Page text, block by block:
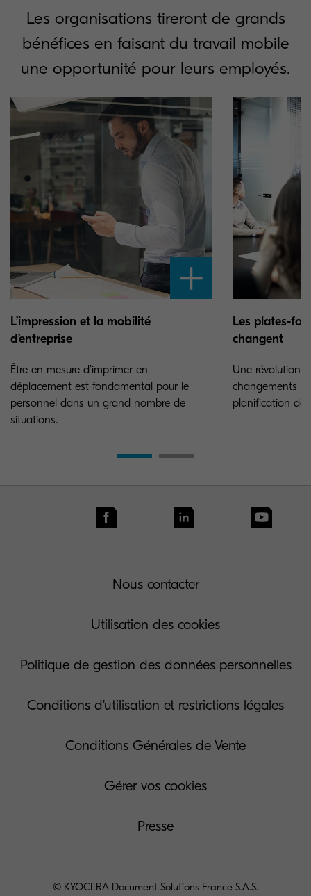
Les organisations tireront de grands
bénéfices en faisant du travail mobile
une opportunité pour leurs employés.
L’impression et la mobilité
d’entreprise
Être en mesure d’imprimer en
déplacement est fondamental pour le
personnel dans un grand nombre de
situations.
Les plates-
changent
Une révolution
changements
planification
Nous contacter
Utilisation des cookies
Politique de gestion des données personnelles
Conditions d'utilisation et restrictions légales
Conditions Générales de Vente
Gérer vos cookies
Presse
© KYOCERA Document Solutions France S.A.S.